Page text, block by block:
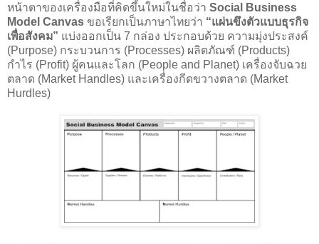
หน้าตาของเครื่องมือที่คิดขึ้นใหม่ในชื่อว่า Social Business
Model Canvas ขอเรียกเป็นภาษาไทยว่า “แผ่นขึงตัวแบบธุรกิจ
เพื่อสังคม” แบ่งออกเป็น 7 กล่อง ประกอบด้วย ความมุ่งประสงค์
(Purpose) กระบวนการ (Processes) ผลิตภัณฑ์ (Products)
กำไร (Profit) ผู้คนและโลก (People and Planet) เครื่องจับฉวย
ตลาด (Market Handles) และเครื่องกีดขวางตลาด (Market
Hurdles)